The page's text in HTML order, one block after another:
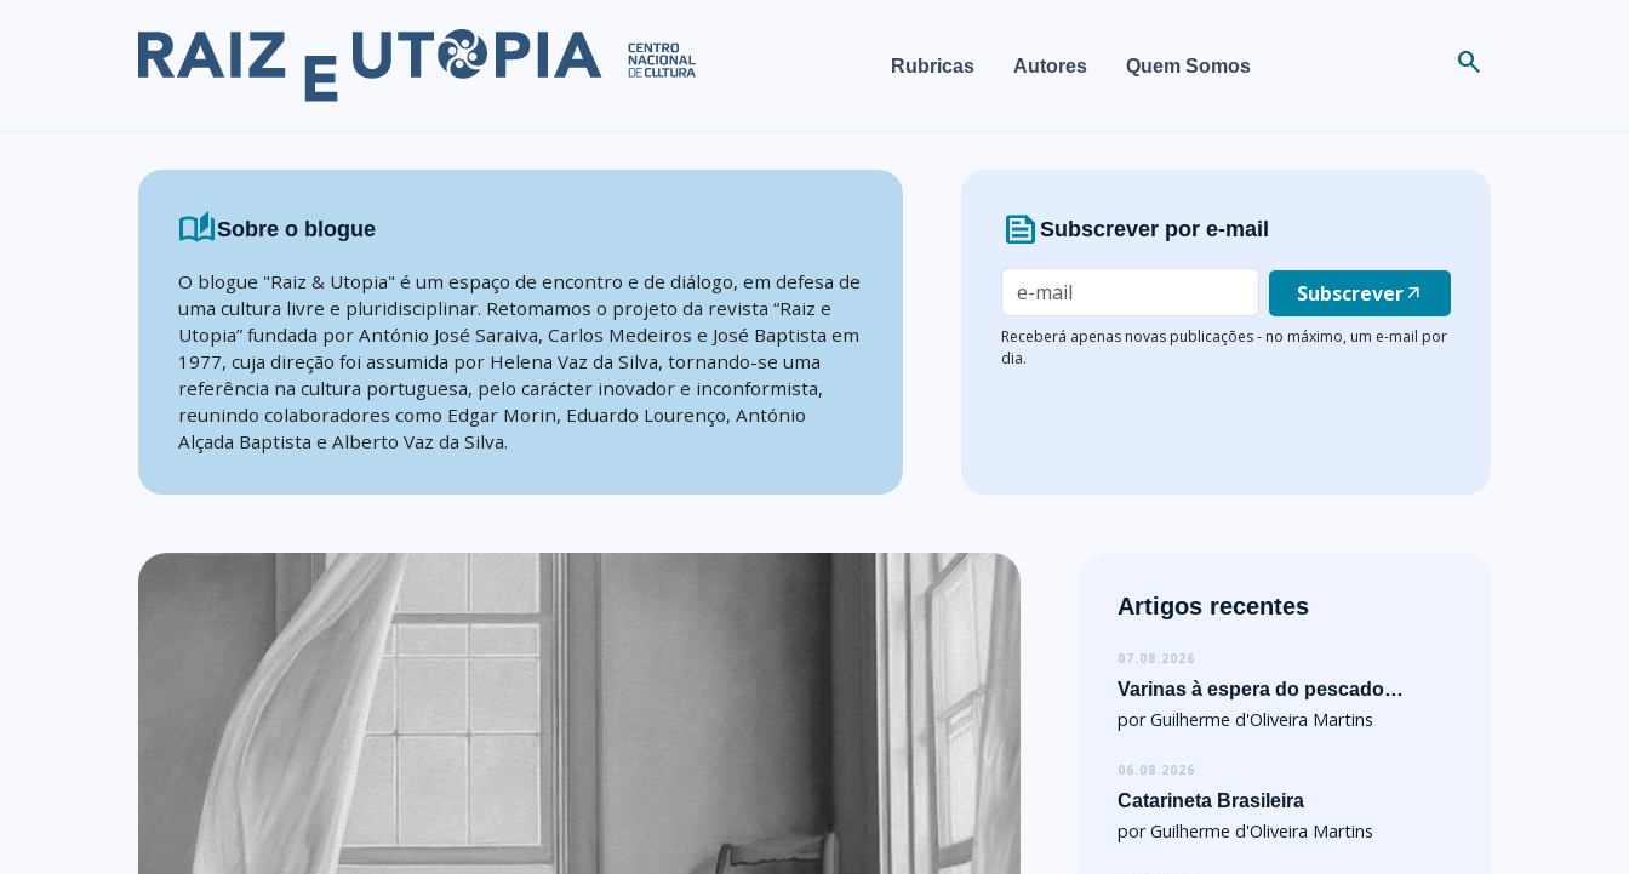
Rubricas Autores Quem Somos search
auto_storiesSobre o blogue
O blogue "Raiz & Utopia" é um espaço de encontro e de diálogo, em defesa de
uma cultura livre e pluridisciplinar. Retomamos o projeto da revista “Raiz e
Utopia” fundada por António José Saraiva, Carlos Medeiros e José Baptista em
1977, cuja direção foi assumida por Helena Vaz da Silva, tornando-se uma
referência na cultura portuguesa, pelo carácter inovador e inconformista,
reunindo colaboradores como Edgar Morin, Eduardo Lourenço, António
Alçada Baptista e Alberto Vaz da Silva.
news Subscrever por e-mail
Subscrever arrow_outward
Receberá apenas novas publicações - no máximo, um e-mail por
dia.
Lista de artigos
Artigos recentes
07.08.2026
Varinas à espera do pescado…
por Guilherme d'Oliveira Martins
06.08.2026
Catarineta Brasileira
por Guilherme d'Oliveira Martins